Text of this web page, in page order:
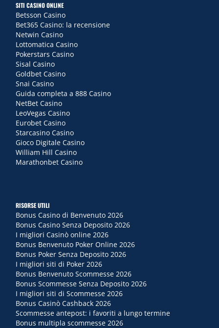
SITI CASINO ONLINE
Betsson Casino
Bet365 Casino: la recensione
Netwin Casino
Lottomatica Casino
Pokerstars Casino
Sisal Casino
Goldbet Casino
Snai Casino
Guida completa a 888 Casino
NetBet Casino
LeoVegas Casino
Eurobet Casino
Starcasino Casino
Gioco Digitale Casino
William Hill Casino
Marathonbet Casino
RISORSE UTILI
Bonus Casino di Benvenuto 2026
Bonus Casino Senza Deposito 2026
I migliori Casinò online 2026
Bonus Benvenuto Poker Online 2026
Bonus Poker Senza Deposito 2026
I migliori siti di Poker 2026
Bonus Benvenuto Scommesse 2026
Bonus Scommesse Senza Deposito 2026
I migliori siti di Scommesse 2026
Bonus Casinò Cashback 2026
Scommesse antepost: i favoriti a lungo termine
Bonus multipla scommesse 2026